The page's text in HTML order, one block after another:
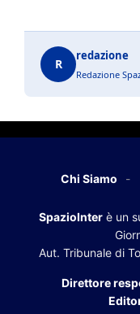
R
redazione
Redazione
Chi Siamo
SpazioInter è un
Aut. Tribunale di
Direttore